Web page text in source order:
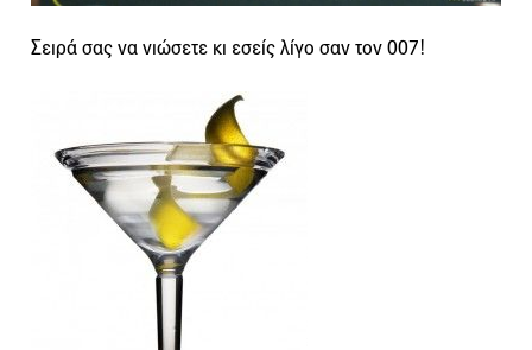
Σειρά σας να νιώσετε κι εσείς λίγο σαν τον 007!